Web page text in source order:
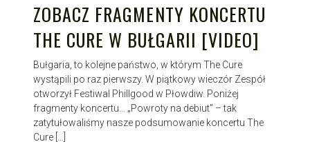
ZOBACZ FRAGMENTY KONCERTU
THE CURE W BUŁGARII [VIDEO]
Bułgaria, to kolejne państwo, w którym The Cure
wystąpili po raz pierwszy. W piątkowy wieczór Zespół
otworzył Festiwal Phillgood w Płowdiw. Poniżej
fragmenty koncertu… „Powroty na debiut” – tak
zatytułowaliśmy nasze podsumowanie koncertu The
Cure […]